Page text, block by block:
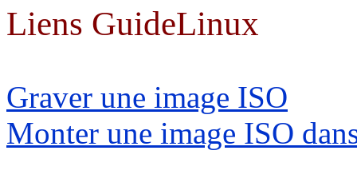
Liens GuideLinux
Graver une image ISO
Monter une image ISO